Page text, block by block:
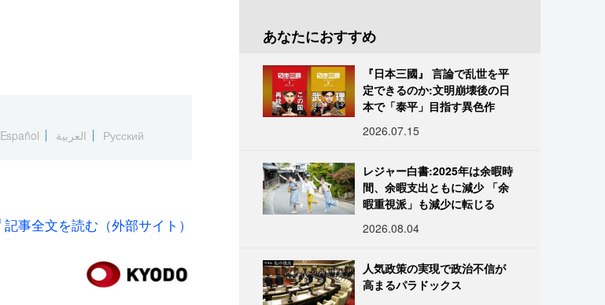
Español العربية Русский
記事全文を読む（外部サイト）
あなたにおすすめ
『日本三國』 言論で乱世を平
定できるのか:文明崩壊後の日
本で「泰平」目指す異色作
2026.07.15
レジャー白書:2025年は余暇時
間、余暇支出ともに減少 「余
暇重視派」も減少に転じる
2026.08.04
人気政策の実現で政治不信が
高まるパラドックス